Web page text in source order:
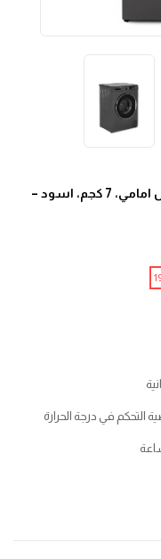
غسالة ملابس انفرتر وايت بوينت، تحميل امامي، 7 كجم، اسود –
التحكم في درجة الحرارة